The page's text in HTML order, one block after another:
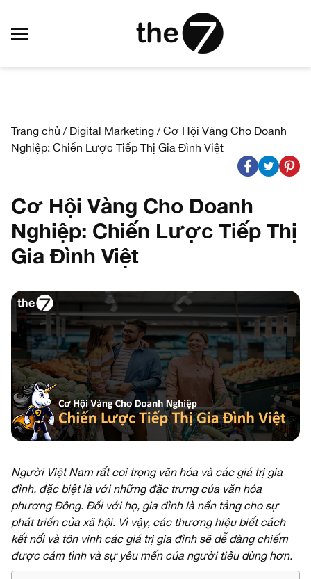
Trang chủ / Digital Marketing /Cơ Hội Vàng Cho Doanh
Nghiệp: Chiến Lược Tiếp Thị Gia Đình Việt
Cơ Hội Vàng Cho Doanh
Nghiệp: Chiến Lược Tiếp Thị
Gia Đình Việt
Người Việt Nam rất coi trọng văn hóa và các giá trị gia
đình, đặc biệt là với những đặc trưng của văn hóa
phương Đông. Đối với họ, gia đình là nền tảng cho sự
phát triển của xã hội. Vì vậy, các thương hiệu biết cách
kết nối và tôn vinh các giá trị gia đình sẽ dễ dàng chiếm
được cảm tình và sự yêu mến của người tiêu dùng hơn.